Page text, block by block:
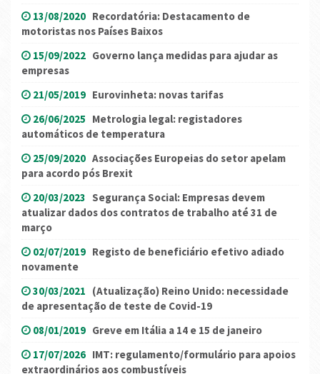
13/08/2020 Recordatória: Destacamento de
motoristas nos Países Baixos
15/09/2022 Governo lança medidas para ajudar as
empresas
21/05/2019 Eurovinheta: novas tarifas
26/06/2025 Metrologia legal: registadores
automáticos de temperatura
25/09/2020 Associações Europeias do setor apelam
para acordo pós Brexit
20/03/2023 Segurança Social: Empresas devem
atualizar dados dos contratos de trabalho até 31 de
março
02/07/2019 Registo de beneficiário efetivo adiado
novamente
30/03/2021 (Atualização) Reino Unido: necessidade
de apresentação de teste de Covid-19
08/01/2019 Greve em Itália a 14 e 15 de janeiro
17/07/2026 IMT: regulamento/formulário para apoios
extraordinários aos combustíveis